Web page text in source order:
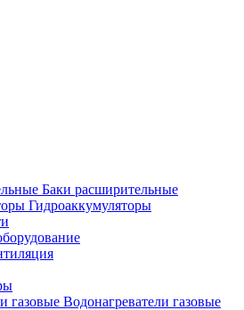
Баки расширительные
Гидроаккумуляторы
Водонагреватели газовые